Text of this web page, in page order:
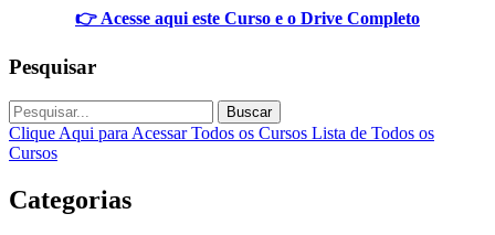
👉 Acesse aqui este Curso e o Drive Completo
Pesquisar
Buscar
Clique Aqui para Acessar Todos os Cursos Lista de Todos os
Cursos
Categorias